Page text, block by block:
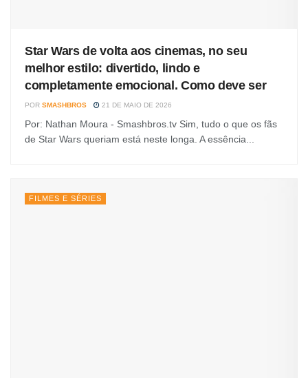
Star Wars de volta aos cinemas, no seu
melhor estilo: divertido, lindo e
completamente emocional. Como deve ser
POR SMASHBROS 21 DE MAIO DE 2026
Por: Nathan Moura - Smashbros.tv Sim, tudo o que os fãs
de Star Wars queriam está neste longa. A essência...
FILMES E SÉRIES